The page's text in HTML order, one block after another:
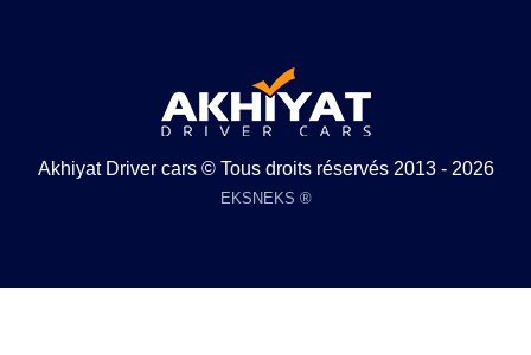
Akhiyat Driver cars © Tous droits réservés 2013 - 2026
EKSNEKS ®